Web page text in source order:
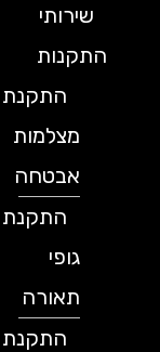
שירותי
התקנות
התקנת
מצלמות
אבטחה
התקנת
תאורה
התקנת